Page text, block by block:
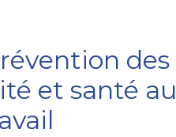
des
et santé au